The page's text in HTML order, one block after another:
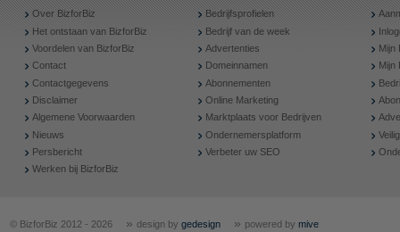
Over BizforBiz
Het ontstaan van BizforBiz
Voordelen van BizforBiz
Contact
Contactgegevens
Disclaimer
Algemene Voorwaarden
Nieuws
Persbericht
Werken bij BizforBiz
Bedrijfsprofielen
Bedrijf van de week
Advertenties
Domeinnamen
Abonnementen
Online Marketing
Marktplaats voor Bedrijven
Ondernemersplatform
Verbeter uw SEO
Mijn
Mijn
© BizforBiz 2012 - 2026 » design by gedesign » powered by mive